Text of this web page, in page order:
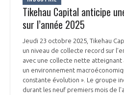
Tikehau Capital anticipe
sur l’année 2025
Jeudi 23 octobre 2025, Tikehau
un niveau de collecte record sur
avec une collecte nette atteignant
un environnement
constante évolution ». Le groupe
durant les neuf premiers mois de